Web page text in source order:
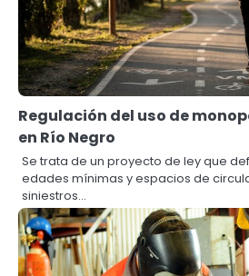
Regulación del uso de
en Río Negro
Se trata de un proyecto de ley que
edades mínimas y espacios de
siniestros…